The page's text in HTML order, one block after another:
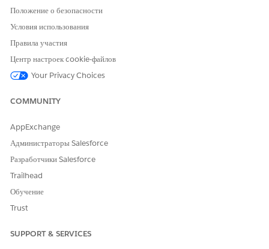
процессы отчетности и управления курсами. См.
Оставьте свой отзыв, чтобы мы могли стать лучше!
Положение о безопасности
Условия использования
Правила участия
Центр настроек cookie-файлов
Your Privacy Choices
COMMUNITY
AppExchange
Администраторы Salesforce
Разработчики Salesforce
Trailhead
Обучение
Trust
SUPPORT & SERVICES